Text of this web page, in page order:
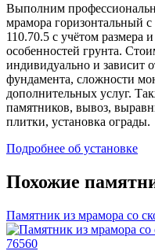
Выполним
мрамора горизонтальный
110.70.5 с учётом размера
особенностей грунта.
индивидуально и зависит
фундамента, сложности
дополнительных услуг.
памятников, вывоз,
плитки, установка ограды.
Подробнее об установке
Похожие
Памятник из мрамора со
76560